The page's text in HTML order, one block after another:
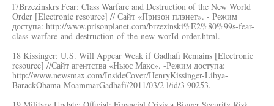
l7Brzezinskrs Fear: Class Warfare and Destruction of the New World
Order [Electronic resource] // Сайт «Призон плэнет». - Режим
доступа: http://www.prisonplanet.com/brzezinski%E2%80%99s-fear-
class-warfare-and-destruction-of-the-new-worId-order.html.
18 Kissinger: U.S. Will Appear Weak if Gadhafi Remains [Electronic
resource] //Сайт агентства «Ньюс Макс». -Режим доступа:
http://www.newsmax.com/InsideCover/HenryKissinger-Libya-
BarackObama-MoammarGadhafï/2011/03/2 l/id/3 90253.